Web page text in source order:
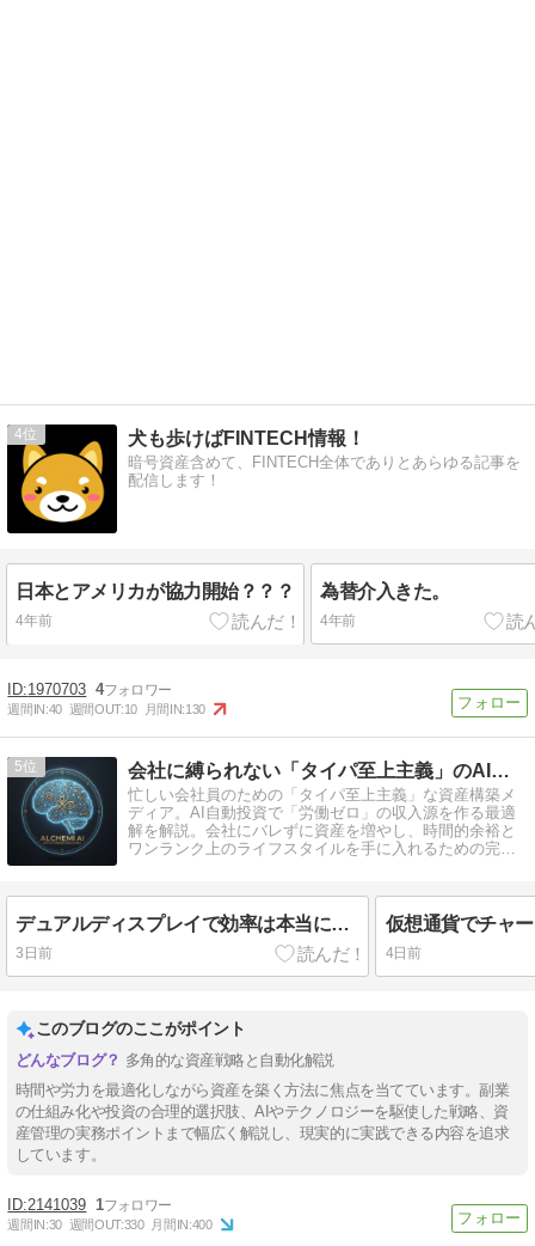
4 犬も歩けばFINTECH情報！
暗号資産含めて、FINTECH全体でありとあらゆる記事を
配信します！
日本とアメリカが協力開始？？？
4年前
為替介入きた。
4年前
1970703 4
週間IN:40 週間OUT:10 月間IN:130
5 会社に縛られない「タイパ至上主義」のAI錬金術
忙しい会社員のための「タイパ至上主義」な資産構築メ
ディア。AI自動投資で「労働ゼロ」の収入源を作る最適
解を解説。会社にバレずに資産を増やし、時間的余裕と
ワンランク上のライフスタイルを手に入れるための完全
デュアルディスプレイで効率は本当に上がる？仕事が速くなる使い方のコツは？
3日前 4日前
このブログのここがポイント
多角的な資産戦略と自動化解説
時間や労力を最適化しながら資産を築く方法に焦点を当てています。副業
の仕組み化や投資の合理的選択肢、AIやテクノロジーを駆使した戦略、資
産管理の実務ポイントまで幅広く解説し、現実的に実践できる内容を追求
しています。
2141039 1
週間IN:30 週間OUT:330 月間IN:400